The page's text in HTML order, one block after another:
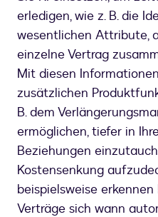
erledigen, wie z. B. die
wesentlichen Attribute,
einzelne Vertrag
Mit diesen
zusätzlichen
B. dem
ermöglichen, tiefer in
Beziehungen
Kostensenkung
beispielsweise
Verträge sich wann